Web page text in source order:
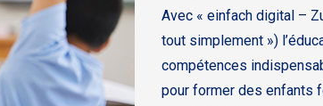
Avec « einfach digital –
tout simplement »)
compétences
pour former des enfants